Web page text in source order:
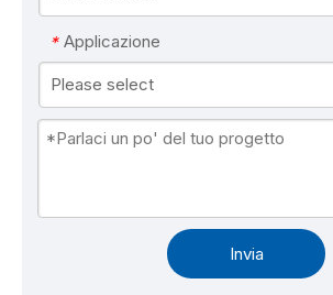
* Applicazione
Please select
Invia